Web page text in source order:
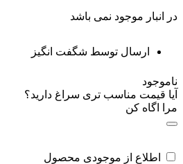
در انبار موجود نمی باشد
ارسال توسط شگفت انگیز
ناموجود
آیا قیمت مناسب تری سراغ دارید؟
مرا اگاه کن
اطلاع از موجودی محصول